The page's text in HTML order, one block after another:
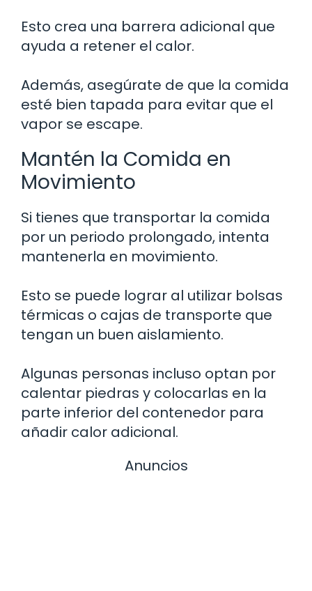
Esto crea una barrera adicional que
ayuda a retener el calor.
Además, asegúrate de que la comida
esté bien tapada para evitar que el
vapor se escape.
Mantén la Comida en
Movimiento
Si tienes que transportar la comida
por un periodo prolongado, intenta
mantenerla en movimiento.
Esto se puede lograr al utilizar bolsas
térmicas o cajas de transporte que
tengan un buen aislamiento.
Algunas personas incluso optan por
calentar piedras y colocarlas en la
parte inferior del contenedor para
añadir calor adicional.
Anuncios